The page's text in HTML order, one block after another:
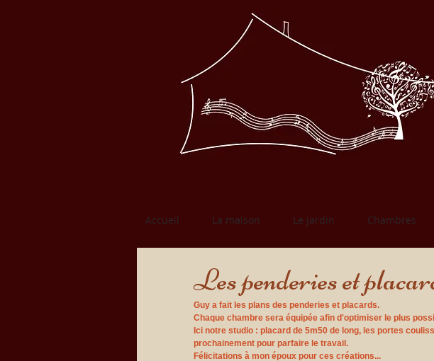
Accueil La maison Le jardin Chambres
Les penderies et
Guy a fait les plans des penderies et placards.
Chaque chambre sera équipée afin d'optimiser le plus
Ici notre studio : placard de 5m50 de long, les portes
prochainement pour parfaire le travail.
Félicitations à mon époux pour ces créations...